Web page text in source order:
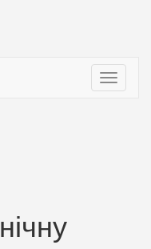
Toggle